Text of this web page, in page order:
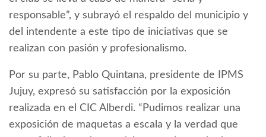
responsable”, y subrayó el respaldo del municipio y
del intendente a este tipo de iniciativas que se
realizan con pasión y profesionalismo.
Por su parte, Pablo Quintana, presidente de IPMS
Jujuy, expresó su satisfacción por la exposición
realizada en el CIC Alberdi. “Pudimos realizar una
exposición de maquetas a escala y la verdad que